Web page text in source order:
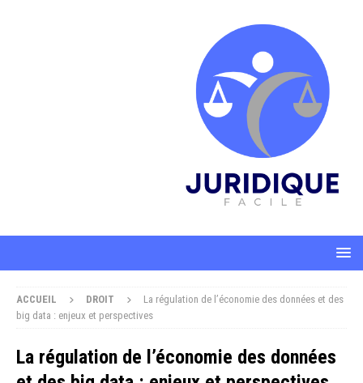
ACCUEIL DROIT
La régulation de l’économie des données et des
big data : enjeux et perspectives
La régulation de l’économie des données